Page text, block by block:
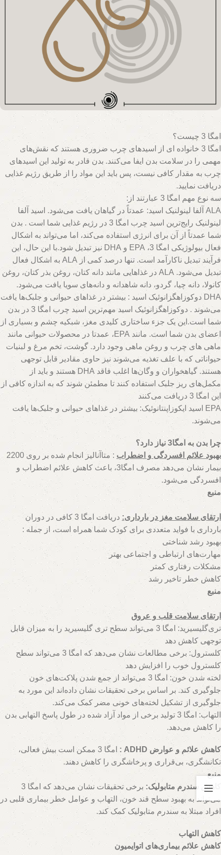
امگا 3 چیست؟
امگا 3 خانواده ای از اسیدهای چرب ضروری هستند که نقش‌های
مهمی را در سلامت بدن ایفا می‌کنند. بدن قادر به تولید این اسیدهای
چرب به مقدار کافی نیست، پس باید این مواد را از طریق رژیم غذایی
دریافت نمایید.
سه نوع مهم امگا 3 عبارتند از:
ALA آلفا لینولنیک اسید: عمدتاً در گیاهان یافت می‌شود. اسید آلفا
لینولنیک رایج‌ترین اسید چرب امگا 3 در رژیم غذایی شما است . بدن
شما عمدتاً از آن برای انرژی استفاده می‌کند، اما می‌تواند به اشکال
فعال بیولوژیکی امگا 3، EPA و DHA نیز تبدیل شود.با این حال، این
فرآیند تبدیل ناکارآمد است. تنها درصد کمی از ALA به اشکال فعال
تبدیل می‌شود. ALA در غذاهایی مانند دانه کتان، روغن بذر کتان، روغن
کانولا، دانه چیا، گردو، دانه شاهدانه و دانه‌های سویا یافت می‌شود.
DHA دوکوزاهگزانوئیک اسید : بیشتر در غذاهای حیوانی و جلبک‌ها یافت
می‌شوند . دوکوزاهگزانوئیک اسید مهم‌ترین اسید چرب امگا 3 در بدن
شما است.این یک جزء ساختاری کلیدی مغز، شبکیه چشم و بسیاری از
اعضای بدن شما است. مانند EPA، عمدتا در محصولات حیوانی مانند
ماهی های چرب و روغن ماهی وجود دارد. گوشت، تخم مرغ و لبنیات
حیواناتی که با علف تغذیه می‌شوند نیز حاوی مقادیر قابل توجهی
هستند. گیاهخواران و وگان‌ها اغلب فاقد DHA هستند و باید از
مکمل‌های ریز جلبک استفاده کنند تا مطمئن شوند که به اندازه کافی از
این امگا 3 دریافت می‌کنند
EPA اسید ایکوزاپنتانوئیک: بیشتر در غذاهای حیوانی و جلبک‌ها یافت
می‌شوند.
چرا بدن به امگا3 نیاز دارد؟
بهبود علائم افسردگی و اضطراب
: متاآنالیز انجام شده بر روی 2200
بیمار نشان می‌دهد مصرف امگا3، باعث کاهش علائم اضطراب و
افسردگی می‌شود.
منبع
ارتقای سلامت مغز در بارداری:
دریافت امگا 3 کافی در دوران
بارداری با فواید متعددی برای کودک شما همراه است، از جمله :
بهبود رشد شناختی
مهارت‌های ارتباطی و اجتماعی بهتر
مشکلات رفتاری کمتر
کاهش خطر تاخیر رشد
منبع
ارتقای سلامت قلب و عروق
تری‌گلیسیرید: امگا 3 می‌تواند سطح تری گلیسیرید را به میزان قابل
توجهی کاهش دهد
کلسترول: برخی مطالعات نشان می‌دهد که امگا 3 می‌تواند سطح
کلسترول خوب را افزایش دهد
لخته شدن خون: امگا 3 می‌تواند از جمع شدن پلاکت‌های خون
جلوگیری کند. بر اساس برخی تحقیقات نشان داده‌اند این مورد به
جلوگیری از تشکیل لخته‌های خونی مضر کمک می‌کند.
التهاب: امگا 3 تولید برخی از مواد آزاد شده در طول پاسخ التهابی بدن
را کاهش می‌دهد.
کاهش علائم و عوارض ADHD
:
امگا 3 ممکن است بیش فعالی،
تکانشگری، بی‌قراری و پرخاشگری را کاهش دهند.
منبع
کاهش سندرم متابولیک:
برخی تحقیقات نشان می‌دهد که امگا 3
می‌تواند به بهبود سطح قند خون، التهاب و عوامل خطر بیماری قلبی در
افراد مبتلا به سندرم متابولیک کمک کند.
کاهش التهاب
کاهش علائم بیماری‌های اتوایمیون
hs=3e8f4e859e1f6a0ed39088e78a0a6a25&
hs=47fb01ddb4403087d1f4639b5ccbc84e&